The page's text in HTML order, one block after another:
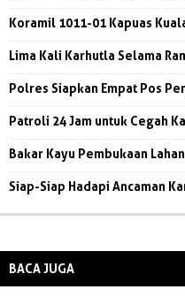
Koramil 1011-01 Kapuas
Lima Kali Karhutla Selama
Polres Siapkan Empat Pos
Patroli 24 Jam untuk Cegah
Bakar Kayu Pembukaan
Siap-Siap Hadapi Ancaman
BACA JUGA